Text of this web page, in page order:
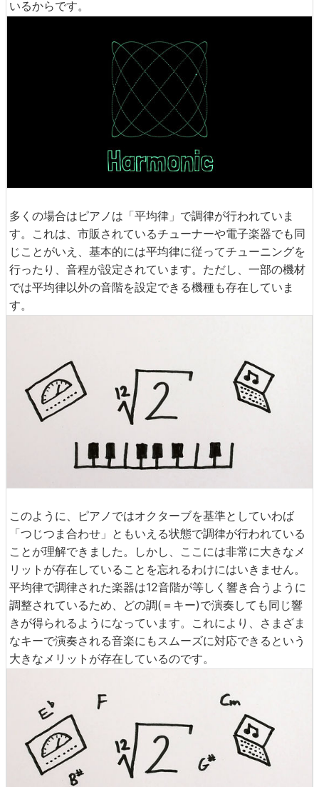
いるからです。
多くの場合はピアノは「平均律」で調律が行われていま
す。これは、市販されているチューナーや電子楽器でも同
じことがいえ、基本的には平均律に従ってチューニングを
行ったり、音程が設定されています。ただし、一部の機材
では平均律以外の音階を設定できる機種も存在していま
す。
このように、ピアノではオクターブを基準としていわば
「つじつま合わせ」ともいえる状態で調律が行われている
ことが理解できました。しかし、ここには非常に大きなメ
リットが存在していることを忘れるわけにはいきません。
平均律で調律された楽器は12音階が等しく響き合うように
調整されているため、どの調(＝キー)で演奏しても同じ響
きが得られるようになっています。これにより、さまざま
なキーで演奏される音楽にもスムーズに対応できるという
大きなメリットが存在しているのです。